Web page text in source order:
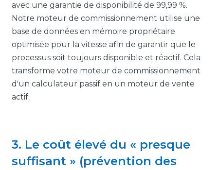
avec une garantie de disponibilité de 99,99 %.
Notre moteur de commissionnement utilise une
base de données en mémoire propriétaire
optimisée pour la vitesse afin de garantir que le
processus soit toujours disponible et réactif. Cela
transforme votre moteur de commissionnement
d'un calculateur passif en un moteur de vente
actif.
3. Le coût élevé du « presque
suffisant » (prévention des